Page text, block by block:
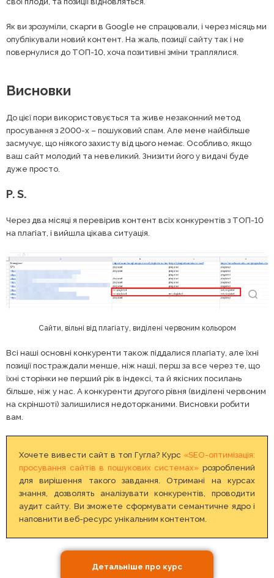
Як ви зрозуміли, скарги в Google не спрацювали, і через місяць ми
опублікували новий контент. На жаль, позиції сайту так і не
повернулися до ТОП-10, хоча позитивні зміни траплялися.
Висновки
До цієї пори використовується та живе незаконний метод
просування з 2000-х – пошуковий спам. Але мене найбільше
засмучує, що ніякого захисту від цього немає. Особливо, якщо
ваш сайт молодий та невеликий. Знизити його у видачі буде
дуже просто.
P. S.
Через два місяці я перевірив контент всіх конкурентів з ТОП-10
на плагіат, і вийшла цікава ситуація.
Сайти, вільні від плагіату, виділені червоним кольором
Всі наші основні конкуренти також піддалися плагіату, але їхні
позиції постраждали менше, ніж наші, перш за все через те, що
їхні сторінки не перший рік в індексі, та й якісних посилань
більше, ніж у нас. А конкуренти другого рівня (виділені червоним
на скріншоті) залишилися недоторканими. Висновки робити
вам.
Хочете вивести сайт в топ Гугла? Курс «SEO-оптимізація:
просування сайтів в пошукових системах» розроблений
для вирішення такого завдання. Отримані на курсах
знання, дозволять аналізувати конкурентів, проводити
аудит сайту. Ви зможете сформувати семантичне ядро і
наповнити веб-ресурс унікальним контентом.
Детальніше про курс